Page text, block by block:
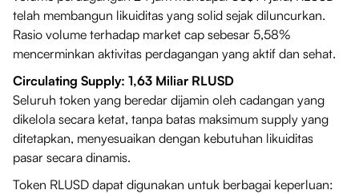
telah membangun likuiditas yang solid sejak diluncurkan.
Rasio volume terhadap market cap sebesar 5,58%
mencerminkan aktivitas perdagangan yang aktif dan sehat.
Circulating Supply: 1,63 Miliar RLUSD
Seluruh token yang beredar dijamin oleh cadangan yang
dikelola secara ketat, tanpa batas maksimum supply yang
ditetapkan, menyesuaikan dengan kebutuhan likuiditas
pasar secara dinamis.
Token RLUSD dapat digunakan untuk berbagai keperluan: